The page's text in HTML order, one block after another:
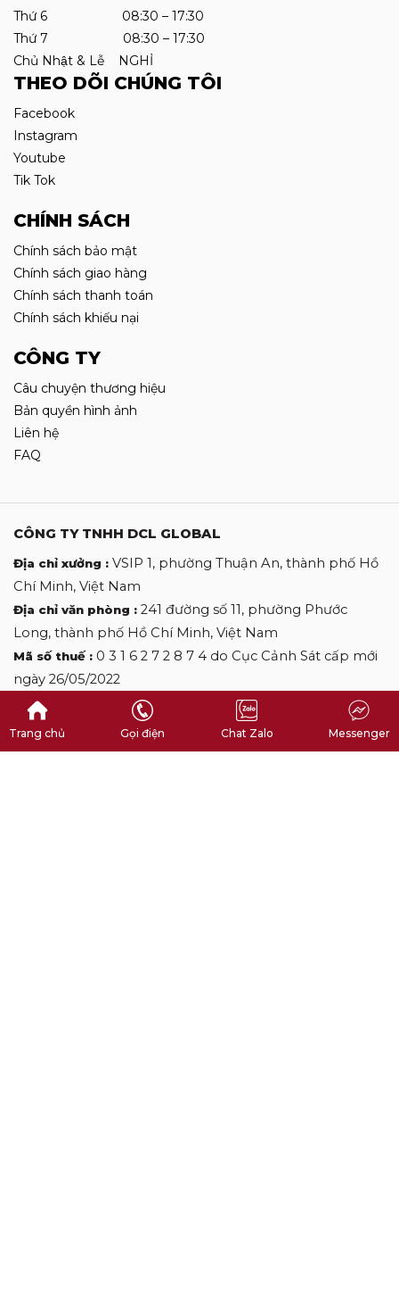
Thứ 6 08:30 – 17:30
Thứ 7 08:30 – 17:30
Chủ Nhật & Lễ NGHỈ
THEO DÕI CHÚNG TÔI
Facebook
Instagram
Youtube
Tik Tok
CHÍNH SÁCH
Chính sách bảo mật
Chính sách giao hàng
Chính sách thanh toán
Chính sách khiếu nại
CÔNG TY
Câu chuyện thương hiệu
Bản quyền hình ảnh
Liên hệ
FAQ
CÔNG TY TNHH DCL GLOBAL
Địa chỉ xưởng : VSIP 1, phường Thuận An, thành phố Hồ
Chí Minh, Việt Nam
Địa chỉ văn phòng : 241 đường số 11, phường Phước
Long, thành phố Hồ Chí Minh, Việt Nam
Mã số thuế : 0 3 1 6 2 7 2 8 7 4 do Cục Cảnh Sát cấp mới
ngày 26/05/2022
Hotline : 0 9 0 9 0 9 2 7 0 6
Email : desclothinglabels@gmail.com
Trang chủ Gọi điện Chat Zalo Messenger